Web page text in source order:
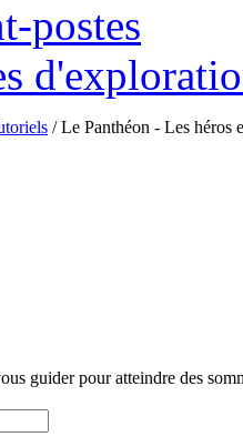
postes
/Le Panthéon - Les héros
guider pour atteindre des